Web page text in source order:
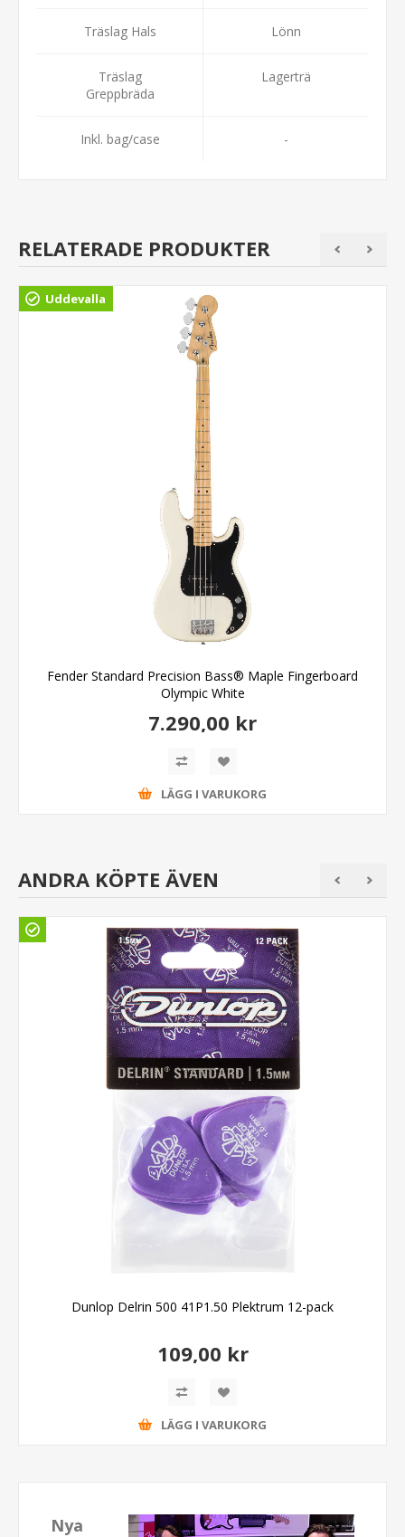
Träslag Hals Lönn
Träslag
Greppbräda
Lagerträ
Inkl. bag/case -
RELATERADE PRODUKTER
Uddevalla
Fender Standard Precision Bass® Maple Fingerboard
Olympic White
7.290,00 kr
LÄGG I VARUKORG
ANDRA KÖPTE ÄVEN
Dunlop Delrin 500 41P1.50 Plektrum 12-pack
109,00 kr
LÄGG I VARUKORG
Nya